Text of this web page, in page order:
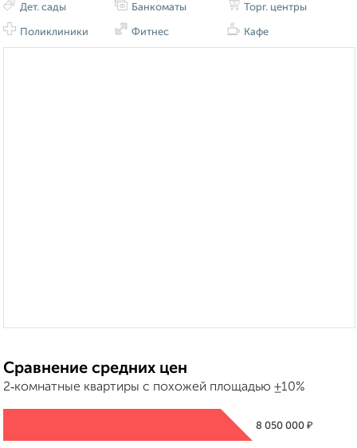
Дет. сады
Поликлиники
Банкоматы
Фитнес
Торг. центры
Кафе
Сравнение средних цен
2‑комнатные квартиры с похожей площадью ±10%
8 050 000 ₽